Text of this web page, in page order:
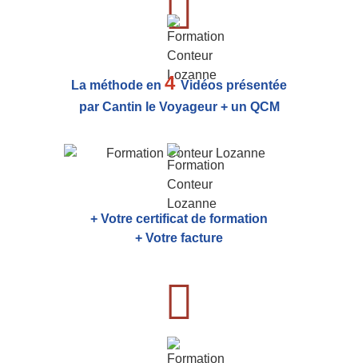
La méthode en 4Vidéos présentée
par Cantin le Voyageur + un QCM
+ Votre certificat de formation
+ Votre facture